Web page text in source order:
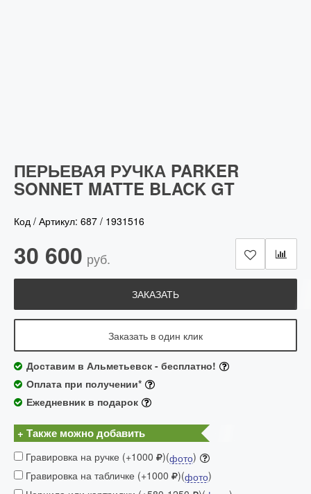
ПЕРЬЕВАЯ РУЧКА PARKER
SONNET MATTE BLACK GT
Код / Артикул: 687 / 1931516
30 600 руб.
ЗАКАЗАТЬ
Заказать в один клик
Доставим в Альметьевск - бесплатно!
Оплата при получении*
Ежедневник в подарок
+ Также можно добавить
Гравировка на ручке (+1000 )(фото)
Гравировка на табличке (+1000
)(фото)